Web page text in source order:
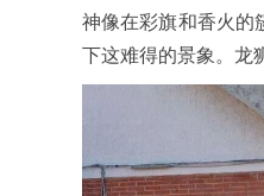
神像在彩旗和香火的
下这难得的景象。龙